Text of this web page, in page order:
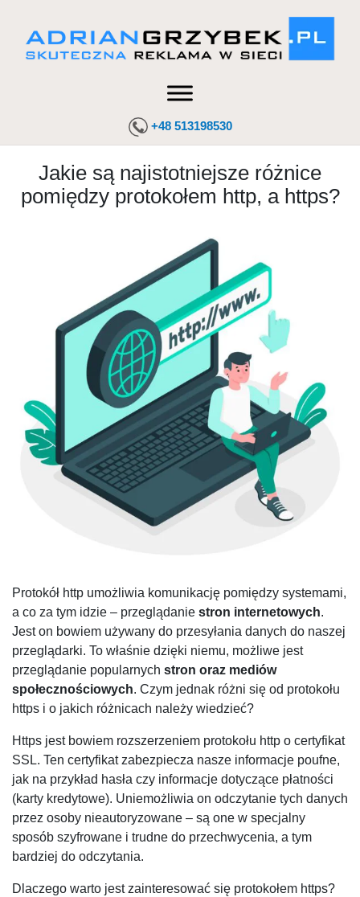
+48 513198530
Jakie są najistotniejsze różnice
pomiędzy protokołem http, a https?
Protokół http umożliwia komunikację pomiędzy systemami,
a co za tym idzie – przeglądanie stron internetowych.
Jest on bowiem używany do przesyłania danych do naszej
przeglądarki. To właśnie dzięki niemu, możliwe jest
przeglądanie popularnych stron oraz mediów
społecznościowych. Czym jednak różni się od protokołu
https i o jakich różnicach należy wiedzieć?
Https jest bowiem rozszerzeniem protokołu http o certyfikat
SSL. Ten certyfikat zabezpiecza nasze informacje poufne,
jak na przykład hasła czy informacje dotyczące płatności
(karty kredytowe). Uniemożliwia on odczytanie tych danych
przez osoby nieautoryzowane – są one w specjalny
sposób szyfrowane i trudne do przechwycenia, a tym
bardziej do odczytania.
Dlaczego warto jest zainteresować się protokołem https?